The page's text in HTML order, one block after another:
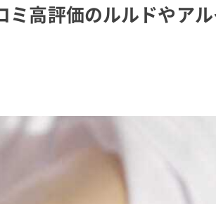
高評価のルルドやア